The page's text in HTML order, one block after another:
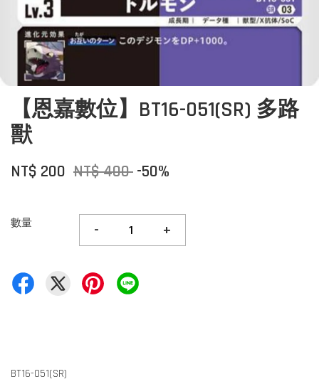
【恩嘉數位】BT16-051(SR) 多路
獸
NT$ 200 NT$ 400 -50%
數量 - +
BT16-051(SR)